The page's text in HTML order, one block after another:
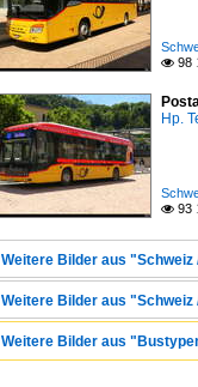
 98
Hp.
 93
Weitere Bilder aus "Schweiz
Weitere Bilder aus
Weitere Bilder aus